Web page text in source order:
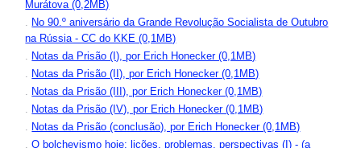
Murátova (0,2MB)
. No 90.º aniversário da Grande Revolução Socialista de Outubro
na Rússia - CC do KKE (0,1MB)
. Notas da Prisão (I), por Erich Honecker (0,1MB)
. Notas da Prisão (II), por Erich Honecker (0,1MB)
. Notas da Prisão (III), por Erich Honecker (0,1MB)
. Notas da Prisão (IV), por Erich Honecker (0,1MB)
. Notas da Prisão (conclusão), por Erich Honecker (0,1MB)
.O bolchevismo hoje: lições, problemas, perspectivas (I) - (a